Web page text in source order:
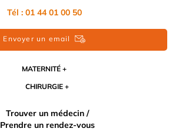
Tél : 01 44 01 00 50
Envoyer un email
MATERNITÉ
CHIRURGIE
Trouver un médecin /
Prendre un rendez-vous